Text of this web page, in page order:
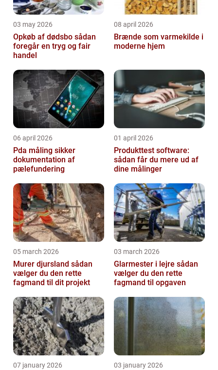
03 may 2026
Opkøb af dødsbo sådan
foregår en tryg og fair
handel
08 april 2026
Brænde som varmekilde i
moderne hjem
06 april 2026
Pda måling sikker
dokumentation af
pælefundering
01 april 2026
Produkttest software:
sådan får du mere ud af
dine målinger
05 march 2026
Murer djursland sådan
vælger du den rette
fagmand til dit projekt
03 march 2026
Glarmester i lejre sådan
vælger du den rette
fagmand til opgaven
07 january 2026 03 january 2026